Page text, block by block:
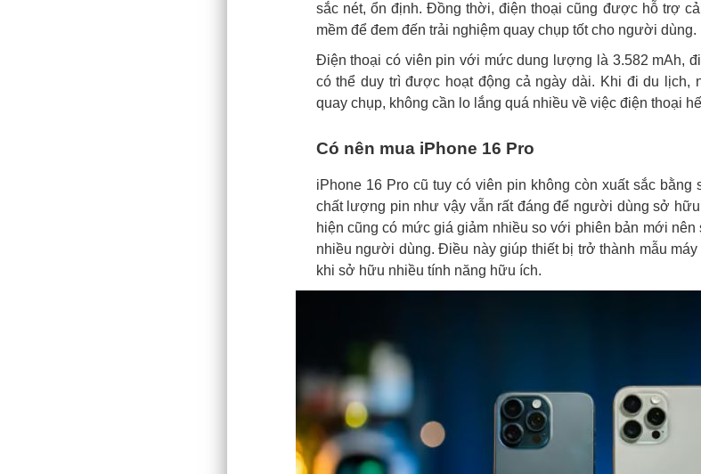
sắc nét, ổn định. Đồng thời, điện thoại cũng được hỗ trợ
mềm để đem đến trải nghiệm quay chụp tốt cho người dùng.
Điện thoại có viên pin với mức dung lượng là 3.582 mAh,
có thể duy trì được hoạt động cả ngày dài. Khi đi du lịch,
quay chụp, không cần lo lắng quá nhiều về việc điện thoại
Có nên mua iPhone 16 Pro
iPhone 16 Pro cũ tuy có viên pin không còn xuất sắc
chất lượng pin như vậy vẫn rất đáng để người dùng sở
hiện cũng có mức giá giảm nhiều so với phiên bản mới
nhiều người dùng. Điều này giúp thiết bị trở thành mẫu
khi sở hữu nhiều tính năng hữu ích.